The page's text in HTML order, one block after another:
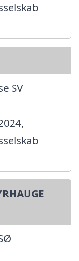
SV